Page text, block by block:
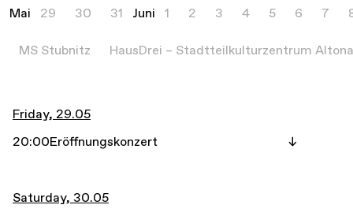
Mai 29 30 31 Juni 1 2 3 4 5 6 7
MS Stubnitz HausDrei – Stadtteilkulturzentrum
Friday, 29.05
20:00Eröffnungskonzert
Saturday, 30.05